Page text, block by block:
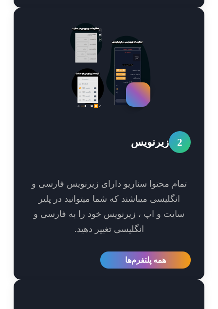
زیرنویس
محتوا سناریو دارای زیرنویس فارسی و
انگلیسی میباشند که شما میتوانید در پلیر
و اپ ، زیرنویس خود را به فارسی و
انگلیسی تغییر دهید.
همه پلتفرم‌ها